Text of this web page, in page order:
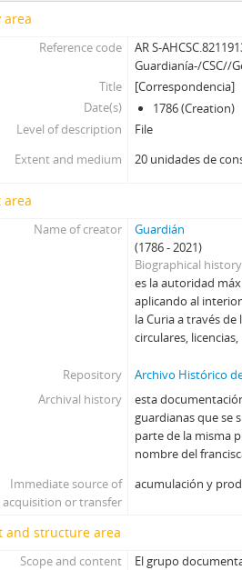
area
Reference code
AR S-
Guardianía-/CSC//
Title
[Correspondencia]
Date(s)
1786 (Creation)
Level of description
File
Extent and medium
20 unidades de
area
Name of creator
Guardián
(1786 - 2021)
Biographical history
es la autoridad
aplicando al
la Curia a través
circulares, licencias,
Repository
Archivo Histórico
Archival history
esta
guardianas que se
parte de la misma
nombre del
Immediate source of
acquisition or transfer
acumulación y
and structure area
Scope and content
El grupo